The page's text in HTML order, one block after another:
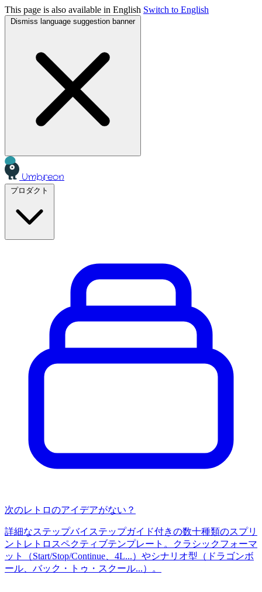
This page is also available in English Switch to English
Dismiss language suggestion banner
Umbreon
次のレトロのアイデアがない？
詳細なステップバイステップガイド付きの数十種類のスプリ
ントレトロスペクティブテンプレート。クラシックフォーマ
ット（Start/Stop/Continue、4L...）やシナリオ型（ドラゴンボ
ール、バック・トゥ・スクール...）。